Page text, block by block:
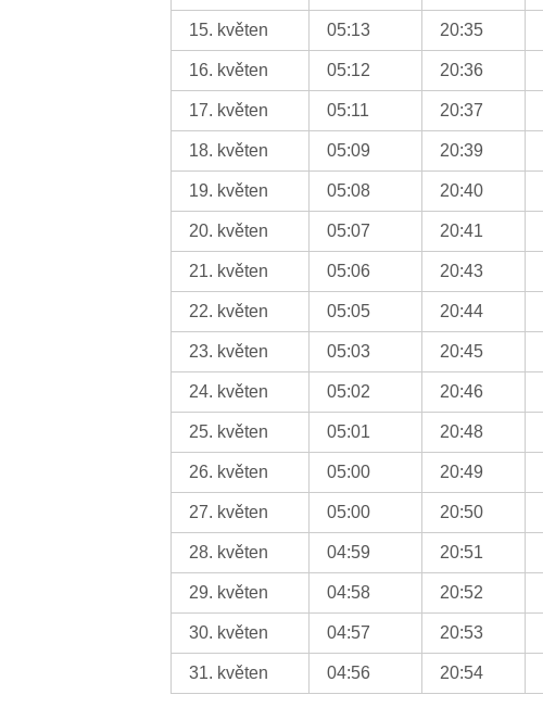
15. květen 05:13 20:35
16. květen 05:12 20:36
17. květen 05:11 20:37
18. květen 05:09 20:39
19. květen 05:08 20:40
20. květen 05:07 20:41
21. květen 05:06 20:43
22. květen 05:05 20:44
23. květen 05:03 20:45
24. květen 05:02 20:46
25. květen 05:01 20:48
26. květen 05:00 20:49
27. květen 05:00 20:50
28. květen 04:59 20:51
29. květen 04:58 20:52
30. květen 04:57 20:53
31. květen 04:56 20:54